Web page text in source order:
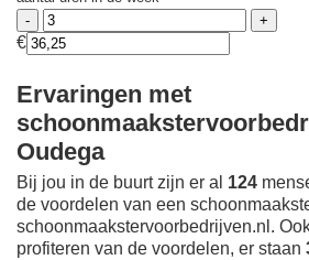
€
Ervaringen met
Oudega
Bij jou in de buurt zijn er al 124
de voordelen van een
schoonmaakstervoorbedrijven.nl.
profiteren van de voordelen, er staan